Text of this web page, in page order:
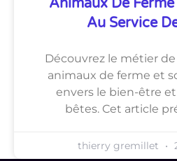
Animaux De
Au Service
Découvrez le métier
animaux de ferme et
envers le bien-être
bêtes. Cet article
thierry gremillet